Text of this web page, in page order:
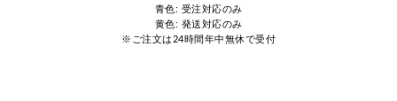
青色: 受注対応のみ
黄色: 発送対応のみ
※ご注文は24時間年中無休で受付